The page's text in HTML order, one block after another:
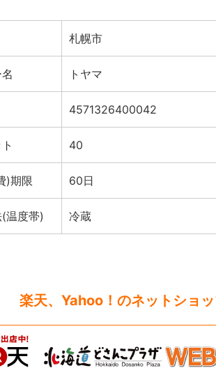
札幌市
トヤマ
4571326400042
40
)期限 60日
温度帯) 冷蔵
楽天、Yahoo！のネットショ